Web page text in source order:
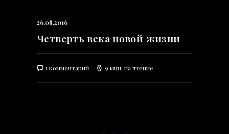
26.08.2016
Четверть века новой жизни
1 комментарий 9 мин. на чтение